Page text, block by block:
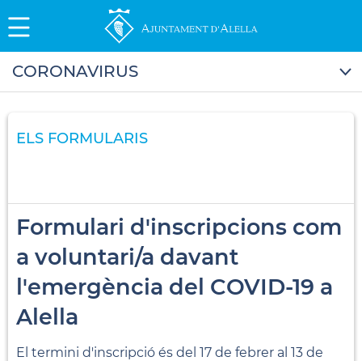
CORONAVIRUS
ELS FORMULARIS
Formulari d'inscripcions com
a voluntari/a davant
l'emergència del COVID-19 a
Alella
El termini d'inscripció és del 17 de febrer al 13 de